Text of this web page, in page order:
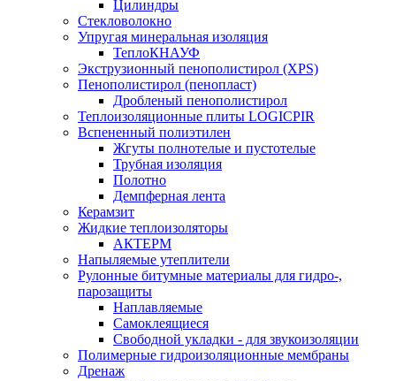
Цилиндры
Стекловолокно
Упругая минеральная изоляция
ТеплоКНАУФ
Экструзионный пенополистирол (XPS)
Пенополистирол (пенопласт)
Дробленый пенополистирол
Теплоизоляционные плиты LOGICPIR
Вспененный полиэтилен
Жгуты полнотелые и пустотелые
Трубная изоляция
Полотно
Демпферная лента
Керамзит
Жидкие теплоизоляторы
АКТЕРМ
Напыляемые утеплители
Рулонные битумные материалы для гидро-,
парозащиты
Наплавляемые
Самоклеящиеся
Свободной укладки - для звукоизоляции
Полимерные гидроизоляционные мембраны
Дренаж